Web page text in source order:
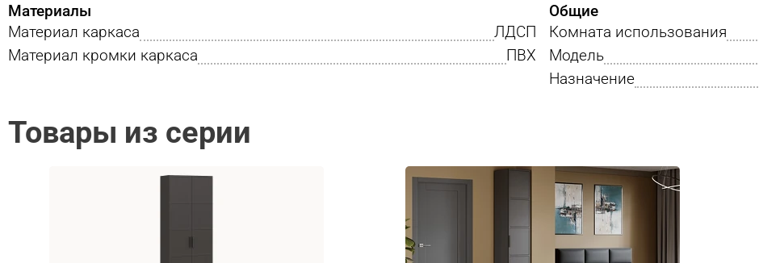
Материалы
Материал каркаса
ЛДСП
Материал кромки каркаса
ПВХ
Общие
Комната использования
Модель
Назначение
Товары из серии